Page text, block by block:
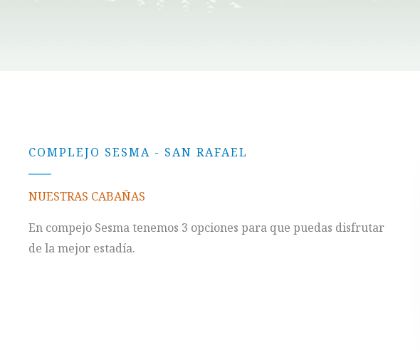
COMPLEJO SESMA - SAN RAFAEL
NUESTRAS CABAÑAS
En compejo Sesma tenemos 3 opciones para que puedas disfrutar
de la mejor estadía.